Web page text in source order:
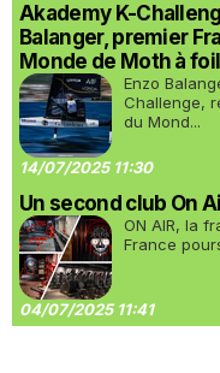
Akademy K-
Balanger, premier
Monde de Moth à
Enzo
Challenge,
du Mond...
14/07/2025 11:30
Un second club On
ON AIR, la
France
04/07/2025 11:41